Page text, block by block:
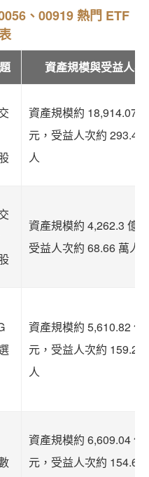
、00919 熱門 ETF
資產規模與受益人次
資產規模約 18,914.07
元，受益人次約 293.41
人
資產規模約 4,262.3 億
受益人次約 68.66 萬人
資產規模約 5,610.82 億
元，受益人次約 159.22
人
資產規模約 6,609.04 億
元，受益人次約 154.69